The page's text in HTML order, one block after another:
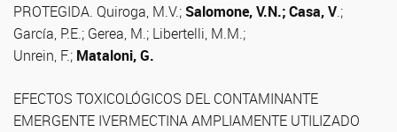
PROTEGIDA. Quiroga, M.V.; Salomone, V.N.; Casa, V.;
García, P.E.; Gerea, M.; Libertelli, M.M.;
Unrein, F.; Mataloni, G.
EFECTOS TOXICOLÓGICOS DEL CONTAMINANTE
EMERGENTE IVERMECTINA AMPLIAMENTE UTILIZADO